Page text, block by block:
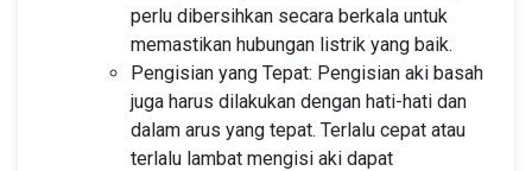
perlu dibersihkan secara berkala untuk
memastikan hubungan listrik yang baik.
Pengisian yang Tepat: Pengisian aki basah
juga harus dilakukan dengan hati-hati dan
dalam arus yang tepat. Terlalu cepat atau
terlalu lambat mengisi aki dapat